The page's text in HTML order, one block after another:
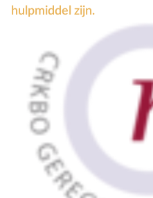
Mensbeeld
Moeder-kindrelatie
Muziek
Natuur
Opvoedstijl
Oud & Nieuw
Ouderschap
Pasen
Peuter
hulpmiddel zijn.